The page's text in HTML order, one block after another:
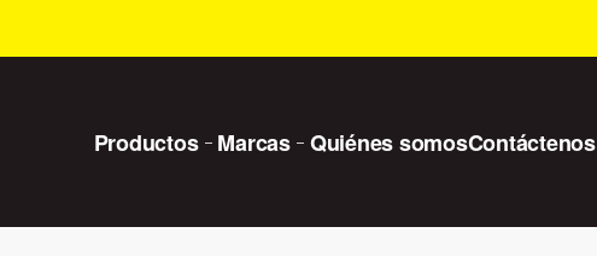
Productos Marcas Quiénes somosContáctenos